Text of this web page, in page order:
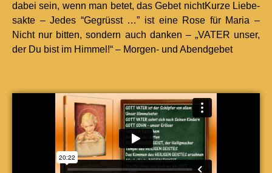
dabei sein, wenn man betet, das Gebet nichtKurze Liebe­
sak­te – Jedes “Gegrüsst …” ist eine Rose für Maria –
Nicht nur bit­ten, son­dern auch danken – „VATER unser,
der Du bist im Him­mel!“ – Mor­gen- und Abendge­bet